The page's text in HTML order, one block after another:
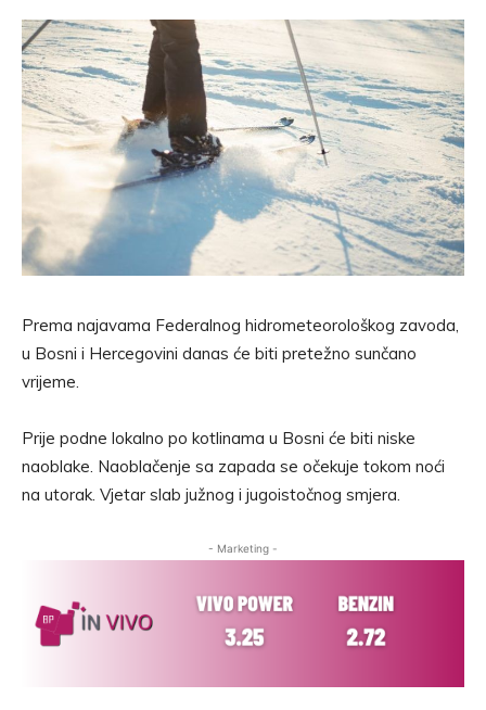
Prema najavama Federalnog hidrometeorološkog zavoda,
u Bosni i Hercegovini danas će biti pretežno sunčano
vrijeme.
Prije podne lokalno po kotlinama u Bosni će biti niske
naoblake. Naoblačenje sa zapada se očekuje tokom noći
na utorak. Vjetar slab južnog i jugoistočnog smjera.
- Marketing -